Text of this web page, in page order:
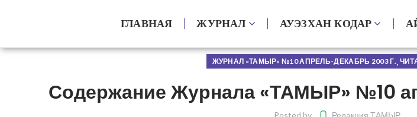
ГЛАВНАЯ ЖУРНАЛ АУЭЗХАН КОДАР
ЖУРНАЛ «ТАМЫР» №10 АПРЕЛЬ-ДЕКАБРЬ 2003 Г.,
Содержание Журнала «ТАМЫР» №10
Posted by Редакция ТАМЫР